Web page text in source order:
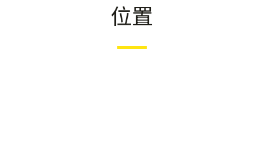
位置